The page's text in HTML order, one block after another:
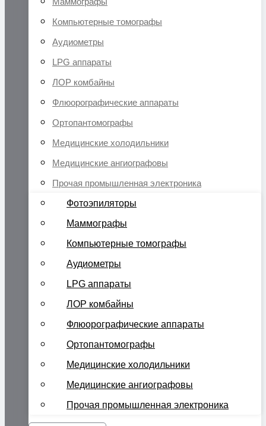
Компьютерные томографы
Аудиометры
LPG аппараты
ЛОР комбайны
Флюорографические аппараты
Ортопантомографы
Медицинские холодильники
Медицинские ангиографовы
Прочая промышленная электроника
Фотоэпиляторы
Маммографы
Компьютерные томографы
Аудиометры
LPG аппараты
ЛОР комбайны
Флюорографические аппараты
Ортопантомографы
Медицинские холодильники
Медицинские ангиографовы
Прочая промышленная электроника